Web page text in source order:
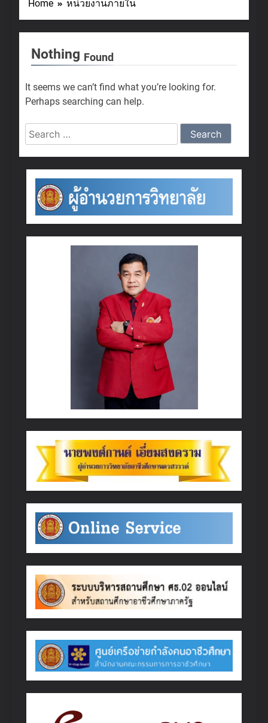
Home หน่วยงานภายใน
Nothing Found
It seems we can’t find what you’re looking for.
Perhaps searching can help.
Search
for: